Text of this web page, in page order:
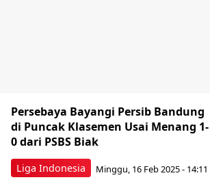
Liga Indonesia
Persebaya Bayangi Persib Bandung
di Puncak Klasemen Usai Menang 1-
0 dari PSBS Biak
Minggu, 16 Feb 2025 - 14:11